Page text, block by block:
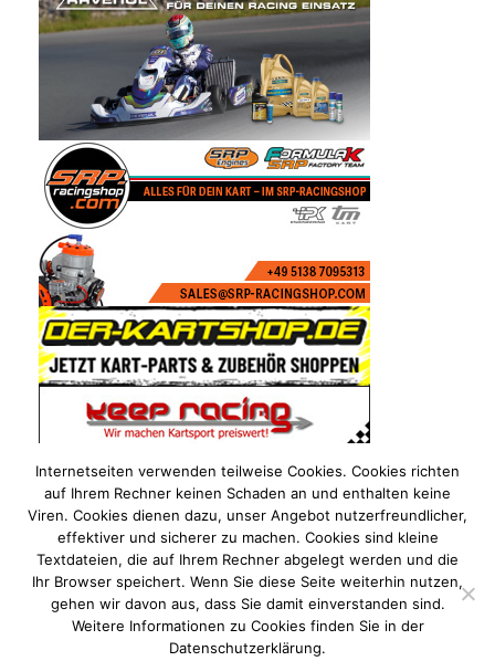
Internetseiten verwenden teilweise Cookies. Cookies richten
auf Ihrem Rechner keinen Schaden an und enthalten keine
Viren. Cookies dienen dazu, unser Angebot nutzerfreundlicher,
effektiver und sicherer zu machen. Cookies sind kleine
Textdateien, die auf Ihrem Rechner abgelegt werden und die
Ihr Browser speichert. Wenn Sie diese Seite weiterhin nutzen,
gehen wir davon aus, dass Sie damit einverstanden sind.
Weitere Informationen zu Cookies finden Sie in der
Datenschutzerklärung.